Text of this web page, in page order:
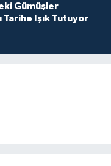
Gümüşler
Tarihe Işık Tutuyor